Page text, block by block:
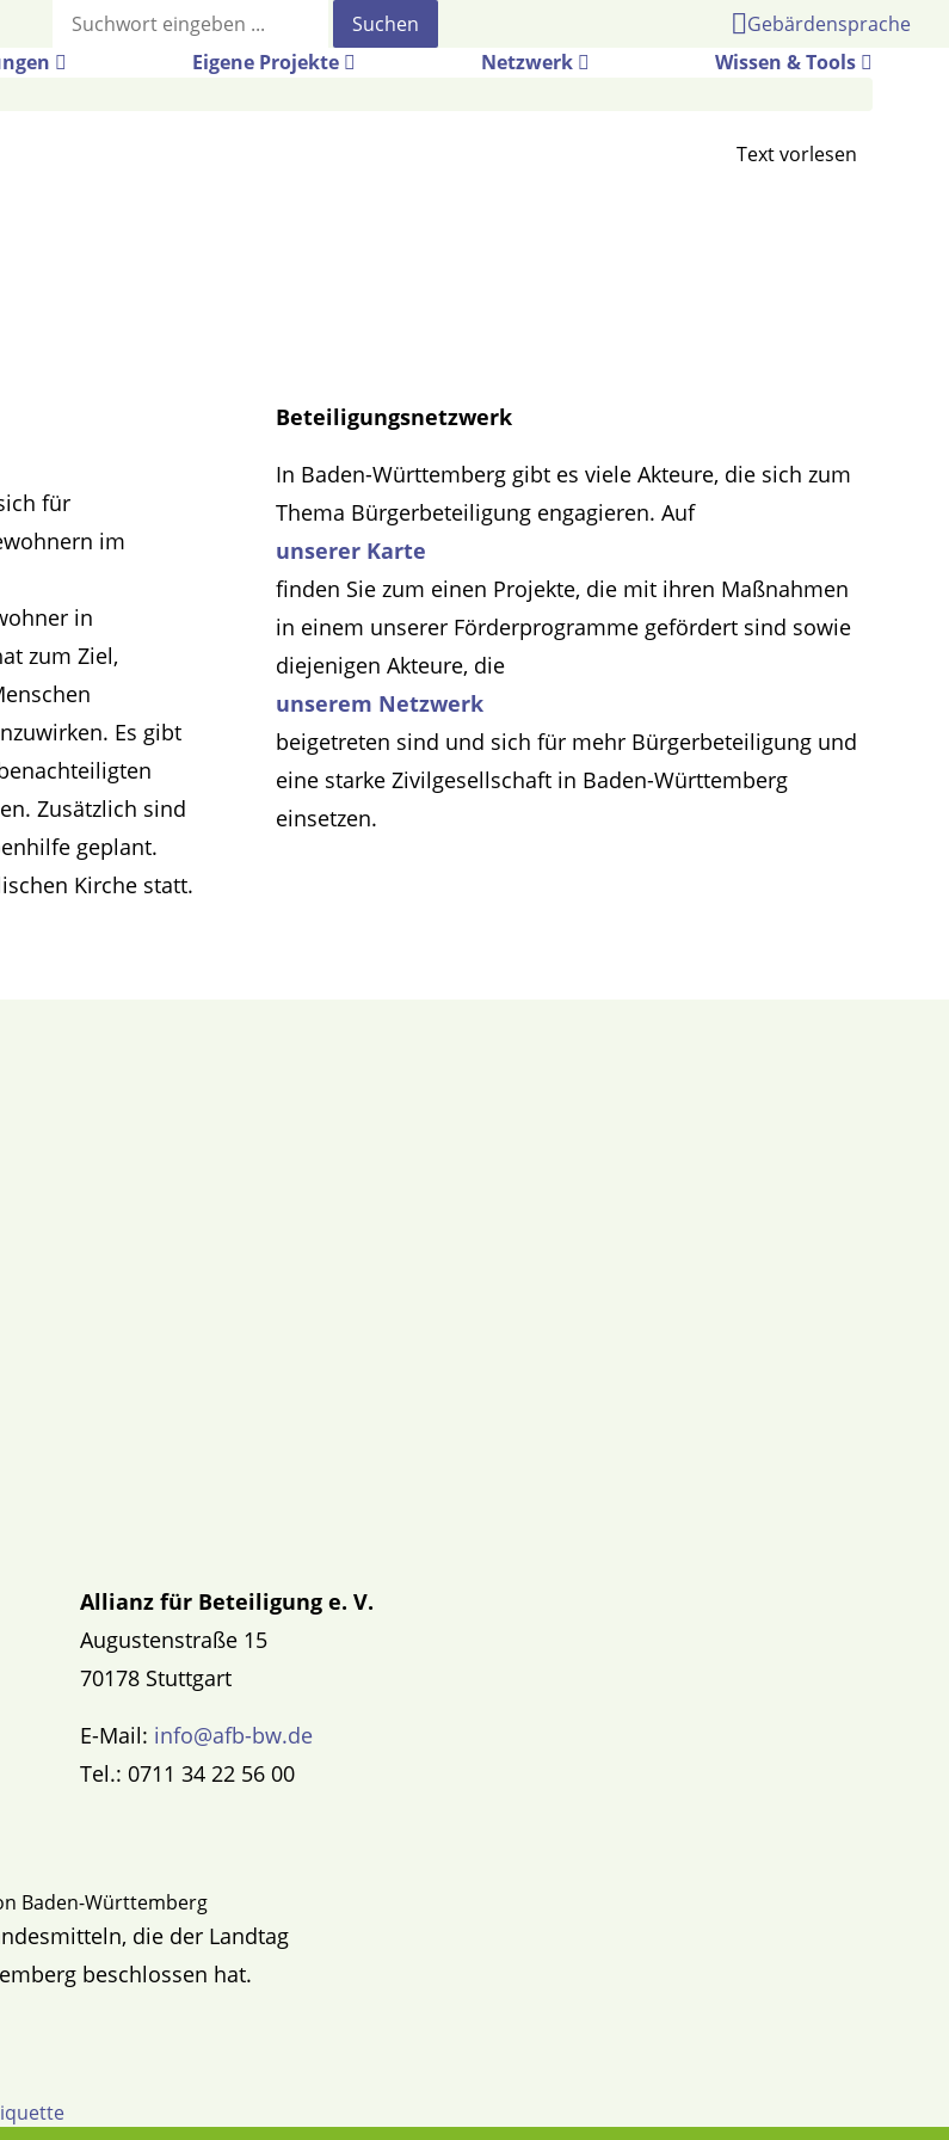
Suche
Gebärdensprache
Eigene Projekte Netzwerk Wissen & Tools
für
im
in
zum Ziel,
Es gibt
Zusätzlich sind
geplant.
Kirche statt.
Beteiligungsnetzwerk
In Baden-Württemberg gibt es viele Akteure, die sich zum
Thema Bürgerbeteiligung engagieren. Auf
unserer Karte
finden Sie zum einen Projekte, die mit ihren Maßnahmen
in einem unserer Förderprogramme gefördert sind sowie
diejenigen Akteure, die
unserem Netzwerk
beigetreten sind und sich für mehr Bürgerbeteiligung und
eine starke Zivilgesellschaft in Baden-Württemberg
einsetzen.
Allianz für Beteiligung e. V.
Augustenstraße 15
70178 Stuttgart
E-Mail: info@afb-bw.de
Tel.: 0711 34 22 56 00
die der Landtag
beschlossen hat.